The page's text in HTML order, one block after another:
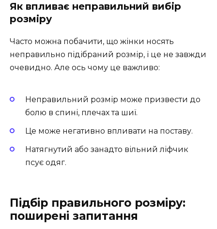
Як впливає неправильний вибір
розміру
Часто можна побачити, що жінки носять
неправильно підібраний розмір, і це не завжди
очевидно. Але ось чому це важливо:
Неправильний розмір може призвести до
болю в спині, плечах та шиї.
Це може негативно впливати на поставу.
Натягнутий або занадто вільний ліфчик
псує одяг.
Підбір правильного розміру:
поширені запитання